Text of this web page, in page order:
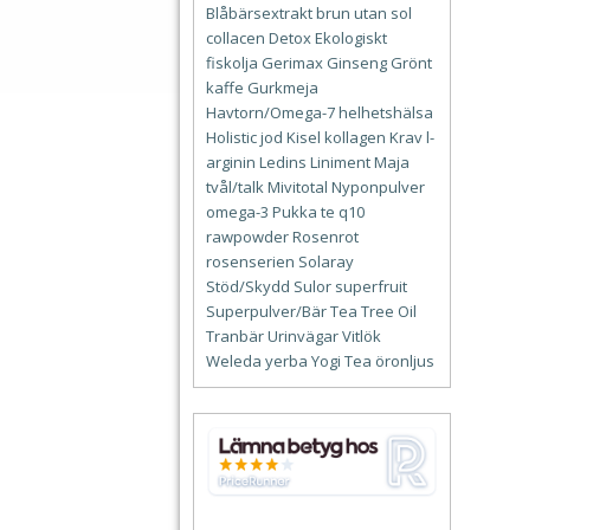
Blåbärsextraktbrun utan sol
collacen DetoxEkologiskt
fiskolja Gerimax Ginseng Grönt
kaffe Gurkmeja
Havtorn/Omega-7helhetshälsa
Holisticjod Kisel kollagen Kravl-
arginin Ledins LinimentMaja
tvål/talkMivitotal Nyponpulver
omega-3 Pukka te q10
rawpowderRosenrot
rosenserien Solaray
Stöd/Skydd Sulor superfruit
Superpulver/BärTea Tree Oil
TranbärUrinvägarVitlök
Weleda yerba Yogi Tea öronljus